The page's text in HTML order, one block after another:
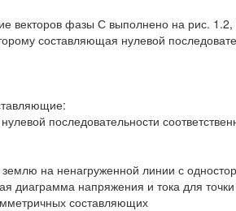
векторов фазы С выполнено на рис.
составляющая нулевой
последовательности
на ненагруженной линии с
диаграмма напряжения и тока для
составляющих